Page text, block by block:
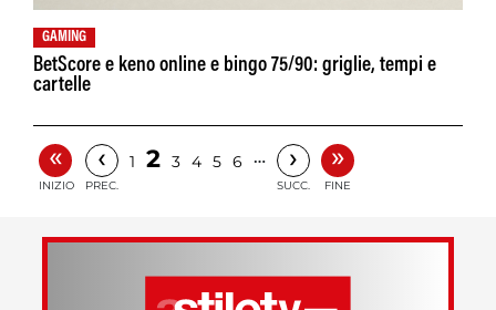
GAMING
BetScore e keno online e bingo 75/90: griglie, tempi e
cartelle
«
INIZIO
‹
PREC.
1 2 3 4 5 6 … ›
SUCC.
»
FINE